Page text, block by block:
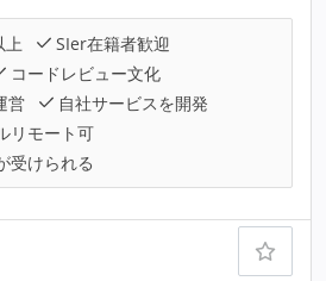
SIer在籍者歓迎
コードレビュー文化
営
自社サービスを開発
リモート可
受けられる